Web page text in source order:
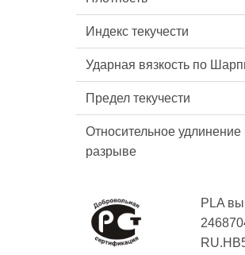
Индекс текучести
Ударная вязкость по
Предел текучести
Относительное удлинение
разрыве
PLA